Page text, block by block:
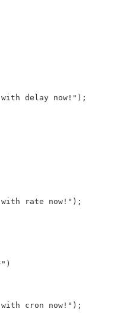
delay now!");
rate now!");
cron now!");